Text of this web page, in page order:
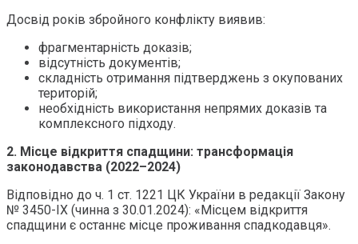
Досвід років збройного конфлікту виявив:
фрагментарність доказів;
відсутність документів;
складність отримання підтверджень з окупованих
територій;
необхідність використання непрямих доказів та
комплексного підходу.
2. Місце відкриття спадщини: трансформація
законодавства (2022–2024)
Відповідно до ч. 1 ст. 1221 ЦК України в редакції Закону
№ 3450-IX (чинна з 30.01.2024): «Місцем відкриття
спадщини є останнє місце проживання спадкодавця».